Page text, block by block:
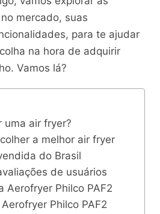
mercado, suas
para te ajudar
na hora de adquirir
Vamos lá?
uma air fryer?
a melhor air fryer
do Brasil
de usuários
Aerofryer Philco PAF2
Philco PAF2